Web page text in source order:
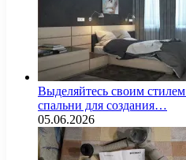
Выделяйтесь своим
спальни для создания…
05.06.2026